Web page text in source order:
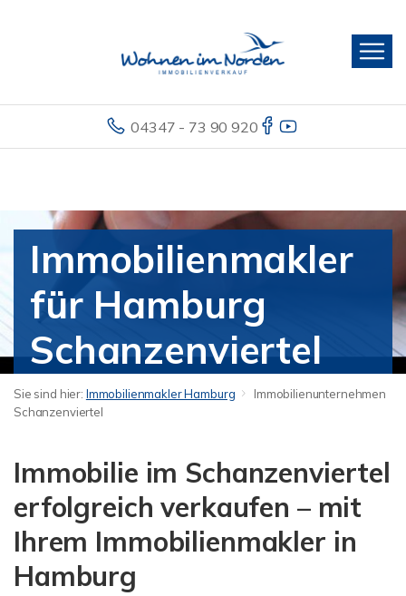
04347 - 73 90 920
Immobilienmakler
für Hamburg
Schanzenviertel
Immobilienbewertung
Schanzenviertel
Sie sind hier: Immobilienmakler Hamburg
Immobilienunternehmen
Schanzenviertel
Immobilie im Schanzenviertel
erfolgreich verkaufen – mit
Ihrem Immobilienmakler in
Hamburg